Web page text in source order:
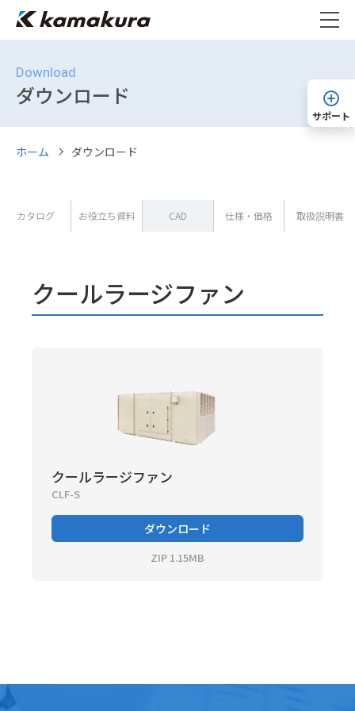
Download
ダウンロード
ホーム ダウンロード
カタログ お役立ち資料 CAD 仕様・価格 取扱説明書
クールラージファン
クールラージファン
CLF-S
ダウンロード
ZIP 1.15MB
サポート